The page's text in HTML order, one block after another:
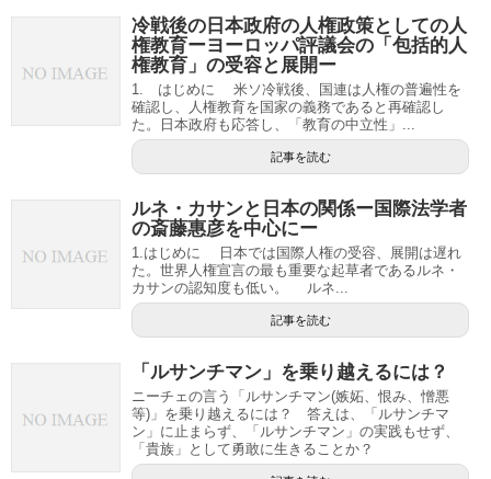
冷戦後の日本政府の人権政策としての人
権教育ーヨーロッパ評議会の「包括的人
権教育」の受容と展開ー
1. はじめに 米ソ冷戦後、国連は人権の普遍性を
確認し、人権教育を国家の義務であると再確認し
た。日本政府も応答し、「教育の中立性」...
記事を読む
ルネ・カサンと日本の関係ー国際法学者
の斎藤惠彦を中心にー
1.はじめに 日本では国際人権の受容、展開は遅れ
た。世界人権宣言の最も重要な起草者であるルネ・
カサンの認知度も低い。 ルネ...
記事を読む
「ルサンチマン」を乗り越えるには？
ニーチェの言う「ルサンチマン(嫉妬、恨み、憎悪
等)」を乗り越えるには？ 答えは、「ルサンチマ
ン」に止まらず、「ルサンチマン」の実践もせず、
「貴族」として勇敢に生きることか？